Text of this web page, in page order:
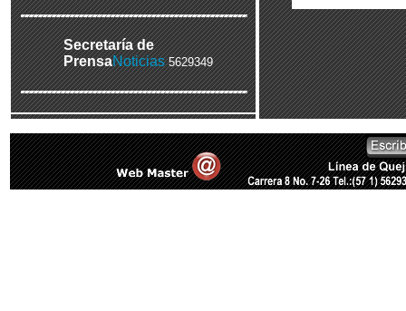
Secretaría de
PrensaNoticias 5629349